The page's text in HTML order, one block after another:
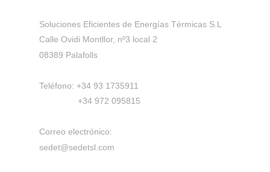
Soluciones Eficientes de Energías Térmicas S.L
Calle Ovidi Montllor, nº3 local 2
08389 Palafolls
Teléfono: +34 93 1735911
+34 972 095815
Correo electrónico:
sedet@sedetsl.com